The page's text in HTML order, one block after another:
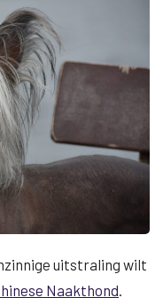
uitstraling wilt
Naakthond.